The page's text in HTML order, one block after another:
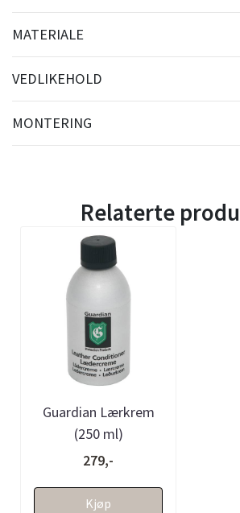
MATERIALE
VEDLIKEHOLD
MONTERING
Relaterte
Guardian Lærkrem
(250 ml)
279,-
Kjøp